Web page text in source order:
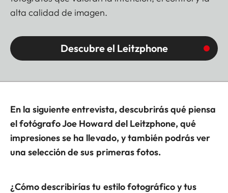
alta calidad de imagen.
Descubre el Leitzphone
En la siguiente entrevista, descubrirás qué piensa
el fotógrafo Joe Howard del Leitzphone, qué
impresiones se ha llevado, y también podrás ver
una selección de sus primeras fotos.
¿Cómo describirías tu estilo fotográfico y tus